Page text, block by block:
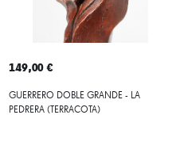
149,00 €
GUERRERO DOBLE GRANDE - LA
PEDRERA (TERRACOTA)